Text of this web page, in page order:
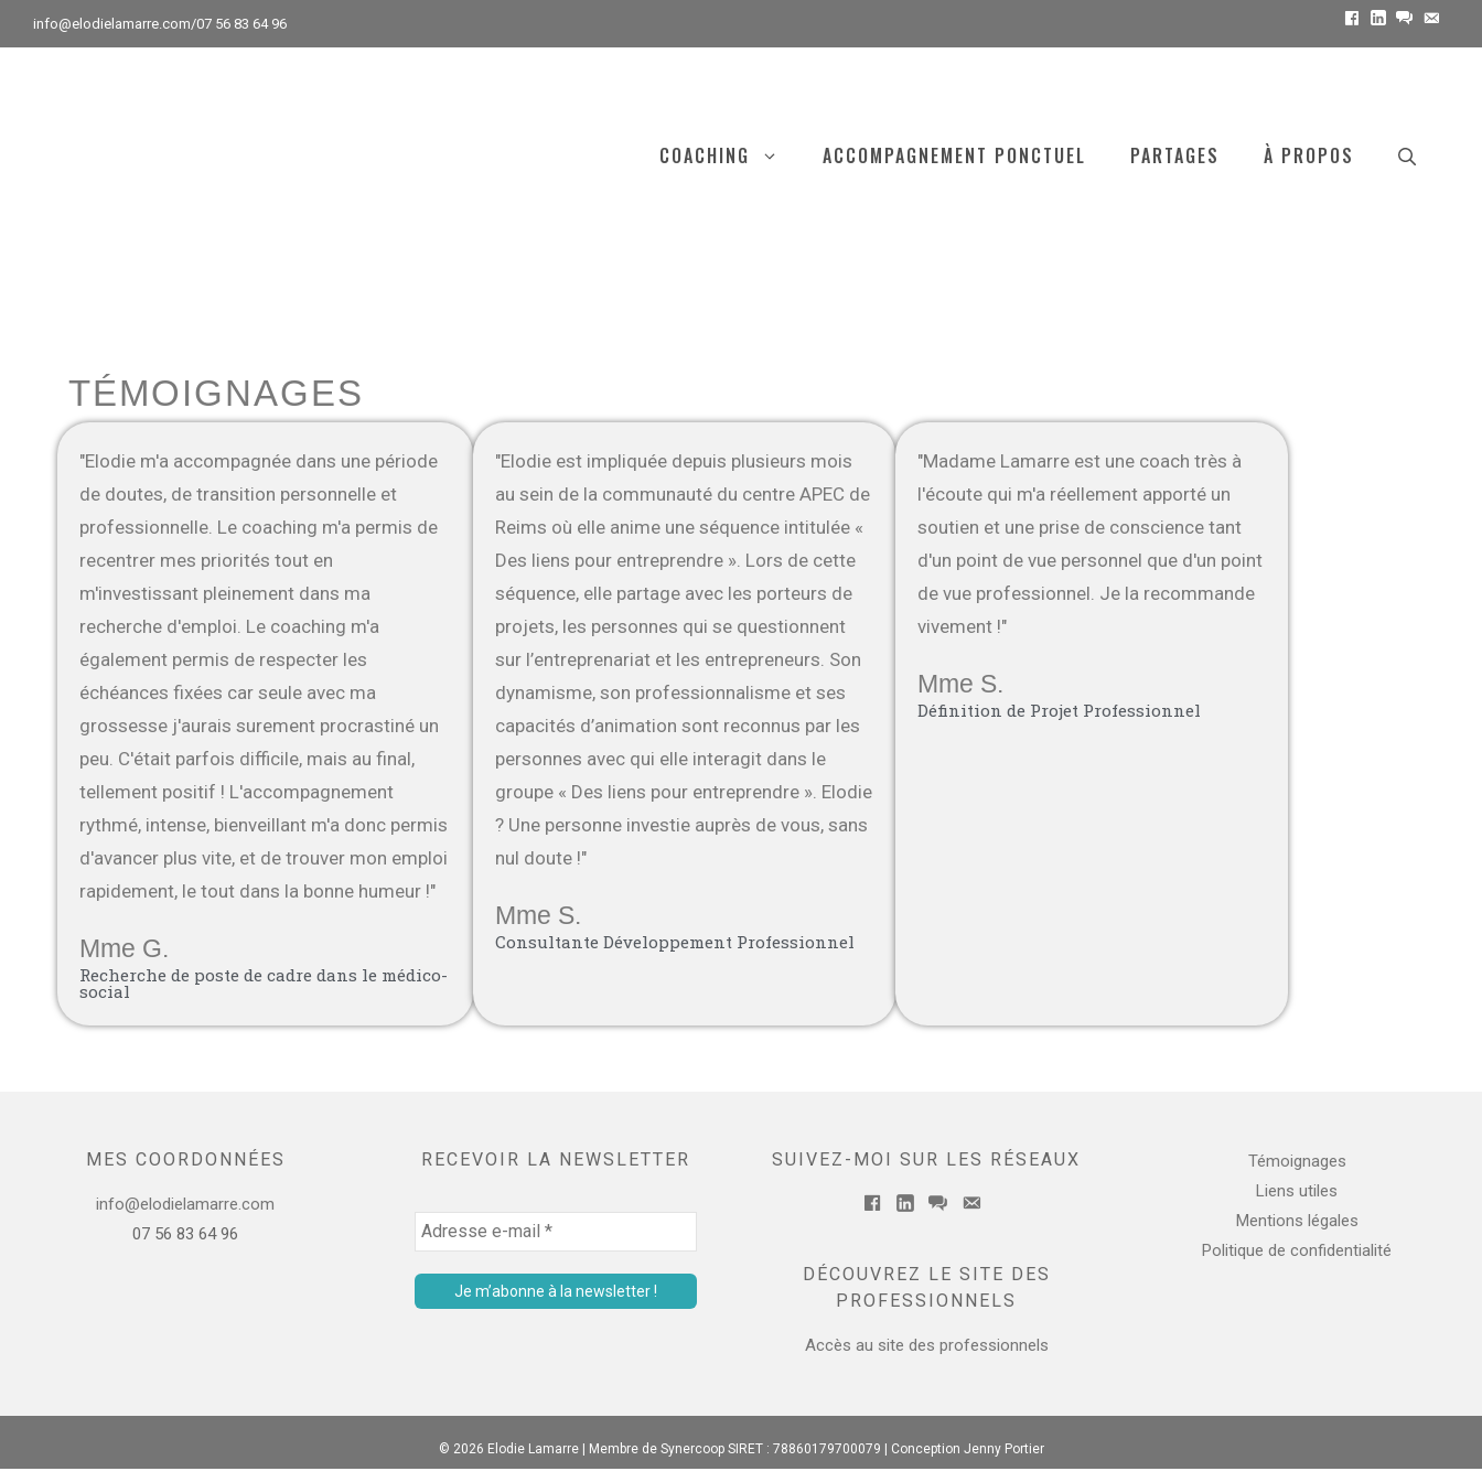
info@elodielamarre.com/07 56 83 64 96 Facebook
Linkedin
COACHING ACCOMPAGNEMENT PONCTUEL PARTAGES À PROPOS
TÉMOIGNAGES
"Elodie m'a accompagnée dans une période
de doutes, de transition personnelle et
professionnelle. Le coaching m'a permis de
recentrer mes priorités tout en
m'investissant pleinement dans ma
recherche d'emploi. Le coaching m'a
également permis de respecter les
échéances fixées car seule avec ma
grossesse j'aurais surement procrastiné un
peu. C'était parfois difficile, mais au final,
tellement positif ! L'accompagnement
rythmé, intense, bienveillant m'a donc permis
d'avancer plus vite, et de trouver mon emploi
rapidement, le tout dans la bonne humeur !"
Mme G.
Recherche de poste de cadre dans le médico-
social
"Elodie est impliquée depuis plusieurs mois
au sein de la communauté du centre APEC de
Reims où elle anime une séquence intitulée «
Des liens pour entreprendre ». Lors de cette
séquence, elle partage avec les porteurs de
projets, les personnes qui se questionnent
sur l’entreprenariat et les entrepreneurs. Son
dynamisme, son professionnalisme et ses
capacités d’animation sont reconnus par les
personnes avec qui elle interagit dans le
groupe « Des liens pour entreprendre ». Elodie
? Une personne investie auprès de vous, sans
nul doute !"
Mme S.
Consultante Développement Professionnel
"Madame Lamarre est une coach très à
l'écoute qui m'a réellement apporté un
soutien et une prise de conscience tant
d'un point de vue personnel que d'un point
de vue professionnel. Je la recommande
vivement !"
Mme S.
Définition de Projet Professionnel
MES COORDONNÉES
info@elodielamarre.com
07 56 83 64 96
RECEVOIR LA NEWSLETTER SUIVEZ-MOI SUR LES RÉSEAUX
FacebookLinkedinmessenger
DÉCOUVREZ LE SITE DES
PROFESSIONNELS
Accès au site des professionnels
Témoignages
Liens utiles
Mentions légales
Politique de confidentialité
© 2026 Elodie Lamarre | Membre de Synercoop SIRET : 78860179700079 | Conception Jenny Portier